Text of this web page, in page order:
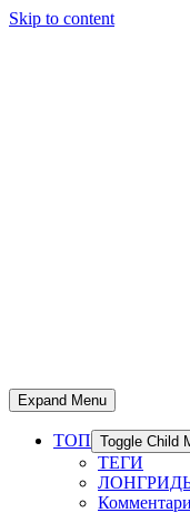
Skip to content
Expand Menu
ТОП Toggle Child
ТЕГИ